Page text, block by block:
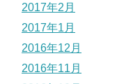
2017年2月
2017年1月
2016年12月
2016年11月